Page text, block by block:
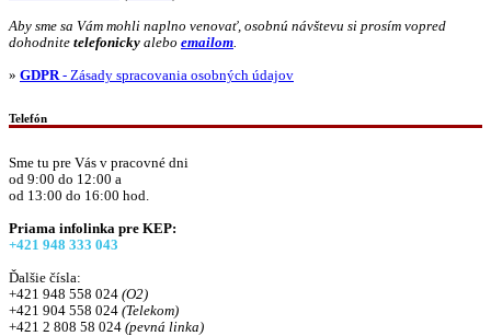
Aby sme sa Vám mohli naplno venovať, osobnú návštevu si prosím vopred
dohodnite telefonicky alebo emailom.
» GDPR- Zásady spracovania osobných údajov
Telefón
Sme tu pre Vás v pracovné dni
od 9:00 do 12:00 a
od 13:00 do 16:00 hod.
Priama infolinka pre KEP:
+421 948 333 043
Ďalšie čísla:
+421 948 558 024 (O2)
+421 904 558 024 (Telekom)
+421 2 808 58 024 (pevná linka)